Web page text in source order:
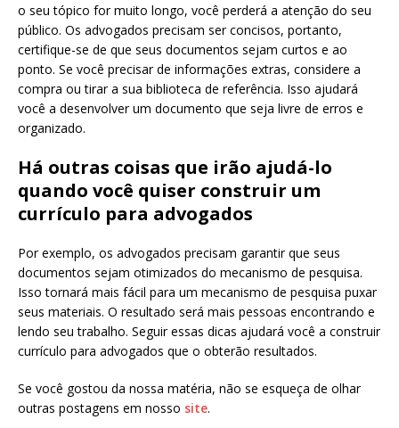
o seu tópico for muito longo, você perderá a atenção do seu
público. Os advogados precisam ser concisos, portanto,
certifique-se de que seus documentos sejam curtos e ao
ponto. Se você precisar de informações extras, considere a
compra ou tirar a sua biblioteca de referência. Isso ajudará
você a desenvolver um documento que seja livre de erros e
organizado.
Há outras coisas que irão ajudá-lo
quando você quiser construir um
currículo para advogados
Por exemplo, os advogados precisam garantir que seus
documentos sejam otimizados do mecanismo de pesquisa.
Isso tornará mais fácil para um mecanismo de pesquisa puxar
seus materiais. O resultado será mais pessoas encontrando e
lendo seu trabalho. Seguir essas dicas ajudará você a construir
currículo para advogados que o obterão resultados.
Se você gostou da nossa matéria, não se esqueça de olhar
outras postagens em nosso site.